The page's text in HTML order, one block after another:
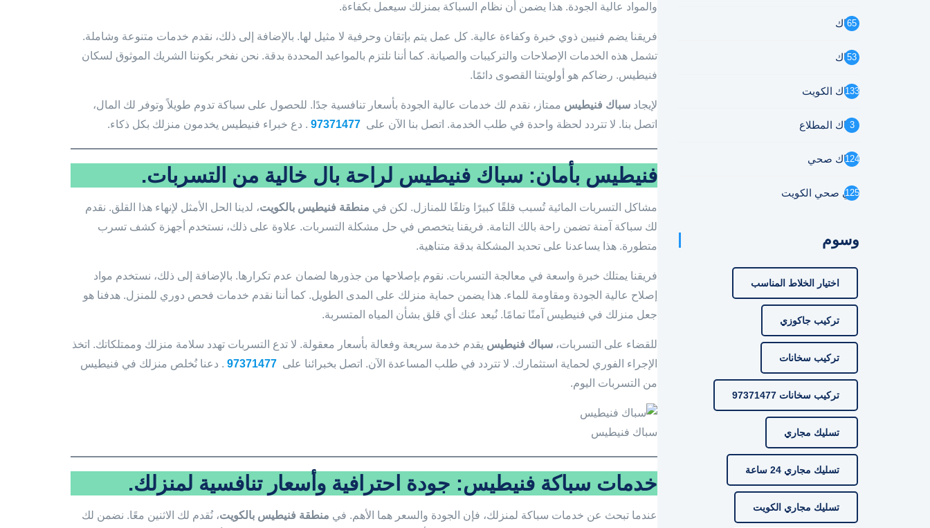
والمواد عالية الجودة. هذا يضمن أن نظام السباكة بمنزلك سيعمل بكفاءة.
فريقنا يضم فنيين ذوي خبرة وكفاءة عالية. كل عمل يتم بإتقان وحرفية لا مثيل لها. بالإضافة إلى ذلك، نقدم خدمات متنوعة وشاملة.
تشمل هذه الخدمات الإصلاحات والتركيبات والصيانة. كما أننا نلتزم بالمواعيد المحددة بدقة. نحن نفخر بكوننا الشريك الموثوق لسكان
فنيطيس. رضاكم هو أولويتنا القصوى دائمًا.
لإيجادسباك فنيطيس ممتاز، نقدم لك خدمات عالية الجودة بأسعار تنافسية جدًا. للحصول على سباكة تدوم طويلاً وتوفر لك المال،
اتصل بنا. لا تتردد لحظة واحدة في طلب الخدمة. اتصل بنا الآن على 97371477 . دع خبراء فنيطيس يخدمون منزلك بكل ذكاء.
فنيطيس بأمان: سباك فنيطيس لراحة بال خالية من التسربات.
مشاكل التسربات المائية تُسبب قلقًا كبيرًا وتلفًا للمنازل. لكن في منطقة فنيطيس بالكويت، لدينا الحل الأمثل لإنهاء هذا القلق. نقدم
لك سباكة آمنة تضمن راحة بالك التامة. فريقنا يتخصص في حل مشكلة التسربات. علاوة على ذلك، نستخدم أجهزة كشف تسرب
متطورة. هذا يساعدنا على تحديد المشكلة بدقة متناهية.
فريقنا يمتلك خبرة واسعة في معالجة التسربات. نقوم بإصلاحها من جذورها لضمان عدم تكرارها. بالإضافة إلى ذلك، نستخدم مواد
إصلاح عالية الجودة ومقاومة للماء. هذا يضمن حماية منزلك على المدى الطويل. كما أننا نقدم خدمات فحص دوري للمنزل. هدفنا هو
جعل منزلك في فنيطيس آمنًا تمامًا. نُبعد عنك أي قلق بشأن المياه المتسربة.
للقضاء على التسربات،سباك فنيطيس يقدم خدمة سريعة وفعالة بأسعار معقولة. لا تدع التسربات تهدد سلامة منزلك وممتلكاتك. اتخذ
الإجراء الفوري لحماية استثمارك. لا تتردد في طلب المساعدة الآن. اتصل بخبرائنا على 97371477 . دعنا نُخلص منزلك في فنيطيس
من التسربات اليوم.
سباك فنيطيس
خدمات سباكة فنيطيس: جودة احترافية وأسعار تنافسية لمنزلك.
عندما تبحث عن خدمات سباكة لمنزلك، فإن الجودة والسعر هما الأهم. في منطقة فنيطيس بالكويت، نُقدم لك الاثنين معًا. نضمن لك
سباك
65
سباك
53
سباك الكويت
133
سباك المطلاع
3
سباك صحي
124
فني صحي الكويت
125
وسوم
اختيار الخلاط المناسب
تركيب جاكوزي
تركيب سخانات
تركيب سخانات 97371477
تسليك مجاري
تسليك مجاري 24 ساعة
تسليك مجاري الكويت